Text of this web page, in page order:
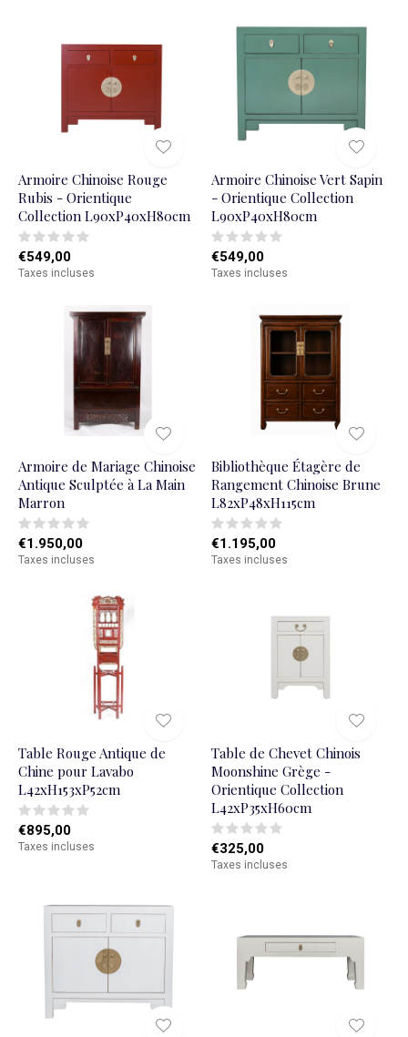
Armoire Chinoise Rouge
Rubis - Orientique
Collection L90xP40xH80cm
€549,00
Taxes incluses
Armoire Chinoise Vert Sapin
- Orientique Collection
L90xP40xH80cm
€549,00
Taxes incluses
Armoire de Mariage Chinoise
Antique Sculptée à La Main
Marron
€1.950,00
Taxes incluses
Bibliothèque Étagère de
Rangement Chinoise Brune
L82xP48xH115cm
€1.195,00
Taxes incluses
Table Rouge Antique de
Chine pour Lavabo
L42xH153xP52cm
€895,00
Taxes incluses
Table de Chevet Chinois
Moonshine Grège -
Orientique Collection
L42xP35xH60cm
€325,00
Taxes incluses